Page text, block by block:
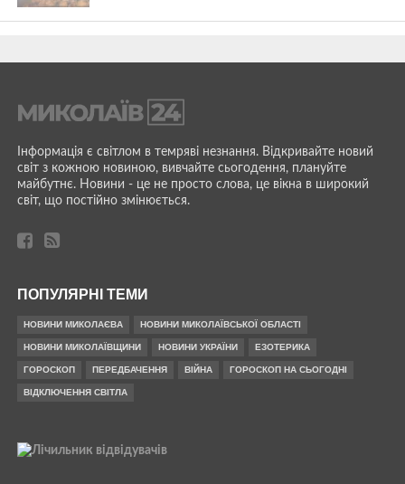
Інформація є світлом в темряві незнання. Відкривайте новий
світ з кожною новиною, вивчайте сьогодення, плануйте
майбутнє. Новини - це не просто слова, це вікна в широкий
світ, що постійно змінюється.
ПОПУЛЯРНІ ТЕМИ
НОВИНИ МИКОЛАЄВА НОВИНИ МИКОЛАЇВСЬКОЇ ОБЛАСТІ
НОВИНИ МИКОЛАЇВЩИНИ НОВИНИ УКРАЇНИ ЕЗОТЕРИКА
ГОРОСКОП ПЕРЕДБАЧЕННЯ ВІЙНА ГОРОСКОП НА СЬОГОДНІ
ВІДКЛЮЧЕННЯ СВІТЛА